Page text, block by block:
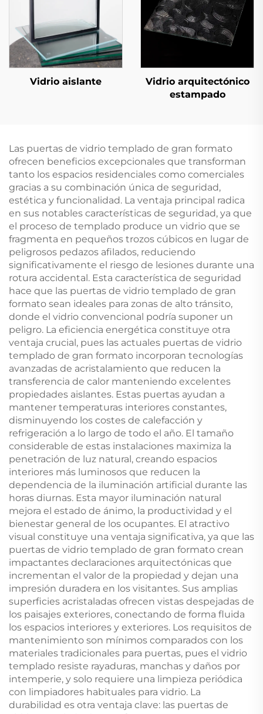
Vidrio aislante
Vidrio arquitectónico
estampado
Las puertas de vidrio templado de gran formato
ofrecen beneficios excepcionales que transforman
tanto los espacios residenciales como comerciales
gracias a su combinación única de seguridad,
estética y funcionalidad. La ventaja principal radica
en sus notables características de seguridad, ya que
el proceso de templado produce un vidrio que se
fragmenta en pequeños trozos cúbicos en lugar de
peligrosos pedazos afilados, reduciendo
significativamente el riesgo de lesiones durante una
rotura accidental. Esta característica de seguridad
hace que las puertas de vidrio templado de gran
formato sean ideales para zonas de alto tránsito,
donde el vidrio convencional podría suponer un
peligro. La eficiencia energética constituye otra
ventaja crucial, pues las actuales puertas de vidrio
templado de gran formato incorporan tecnologías
avanzadas de acristalamiento que reducen la
transferencia de calor manteniendo excelentes
propiedades aislantes. Estas puertas ayudan a
mantener temperaturas interiores constantes,
disminuyendo los costes de calefacción y
refrigeración a lo largo de todo el año. El tamaño
considerable de estas instalaciones maximiza la
penetración de luz natural, creando espacios
interiores más luminosos que reducen la
dependencia de la iluminación artificial durante las
horas diurnas. Esta mayor iluminación natural
mejora el estado de ánimo, la productividad y el
bienestar general de los ocupantes. El atractivo
visual constituye una ventaja significativa, ya que las
puertas de vidrio templado de gran formato crean
impactantes declaraciones arquitectónicas que
incrementan el valor de la propiedad y dejan una
impresión duradera en los visitantes. Sus amplias
superficies acristaladas ofrecen vistas despejadas de
los paisajes exteriores, conectando de forma fluida
los espacios interiores y exteriores. Los requisitos de
mantenimiento son mínimos comparados con los
materiales tradicionales para puertas, pues el vidrio
templado resiste rayaduras, manchas y daños por
intemperie, y solo requiere una limpieza periódica
con limpiadores habituales para vidrio. La
durabilidad es otra ventaja clave: las puertas de